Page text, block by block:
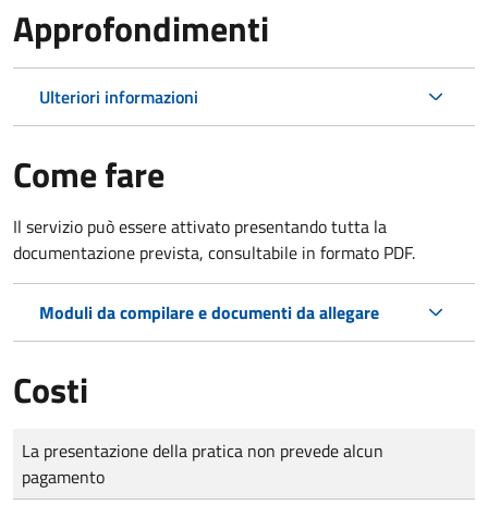
Approfondimenti
Ulteriori informazioni
Come fare
Il servizio può essere attivato presentando tutta la
documentazione prevista, consultabile in formato PDF.
Moduli da compilare e documenti da allegare
Costi
Tipo di pagamento
Importo
La presentazione della pratica non prevede alcun
pagamento